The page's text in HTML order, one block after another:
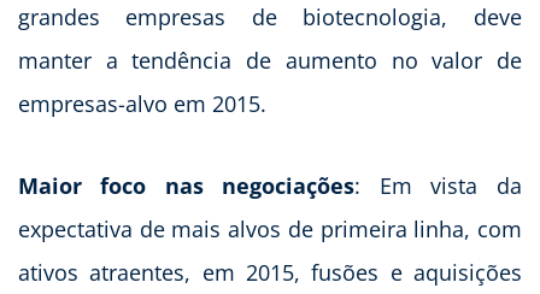
grandes empresas de biotecnologia, deve
manter a tendência de aumento no valor de
empresas-alvo em 2015.
Maior foco nas negociações: Em vista da
expectativa de mais alvos de primeira linha, com
ativos atraentes, em 2015, fusões e aquisições